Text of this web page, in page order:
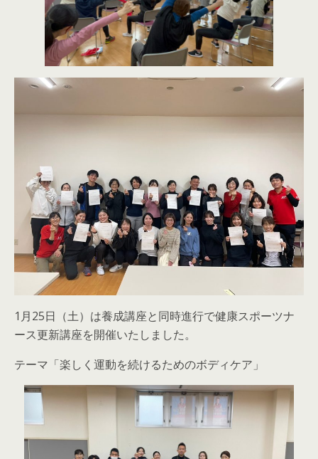
1月25日（土）は養成講座と同時進行で健康スポーツナ
ース更新講座を開催いたしました。
テーマ「楽しく運動を続けるためのボディケア」